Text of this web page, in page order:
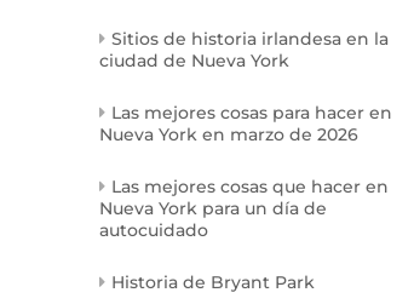
Sitios de historia irlandesa en la
ciudad de Nueva York
Las mejores cosas para hacer en
Nueva York en marzo de 2026
Las mejores cosas que hacer en
Nueva York para un día de
autocuidado
Historia de Bryant Park